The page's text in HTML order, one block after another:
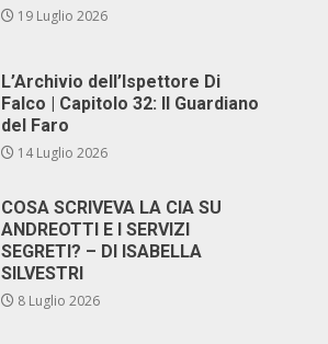
19 Luglio 2026
L’Archivio dell’Ispettore Di
Falco | Capitolo 32: Il Guardiano
del Faro
14 Luglio 2026
COSA SCRIVEVA LA CIA SU
ANDREOTTI E I SERVIZI
SEGRETI? – DI ISABELLA
SILVESTRI
8 Luglio 2026